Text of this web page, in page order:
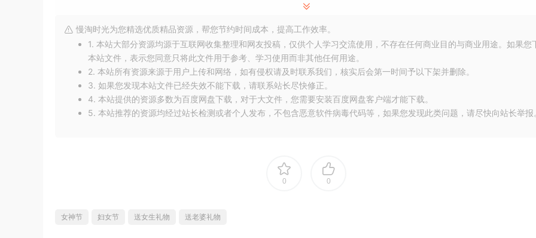
慢淘时光为您精选优质精品资源，帮您节约时间成本，提高工作效率。
1. 本站大部分资源均源于互联网收集整理和网友投稿，仅供个人学习交流使用，不存在任何商业目的与商业用途。如果您
本站文件，表示您同意只将此文件用于参考、学习使用而非其他任何用途。
2. 本站所有资源来源于用户上传和网络，如有侵权请及时联系我们，核实后会第一时间予以下架并删除。
3. 如果您发现本站文件已经失效不能下载，请联系站长尽快修正。
4. 本站提供的资源多数为百度网盘下载，对于大文件，您需要安装百度网盘客户端才能下载。
5. 本站推荐的资源均经过站长检测或者个人发布，不包含恶意软件病毒代码等，如果您发现此类问题，请尽快向站长举报
0 0
女神节 妇女节 送女生礼物 送老婆礼物